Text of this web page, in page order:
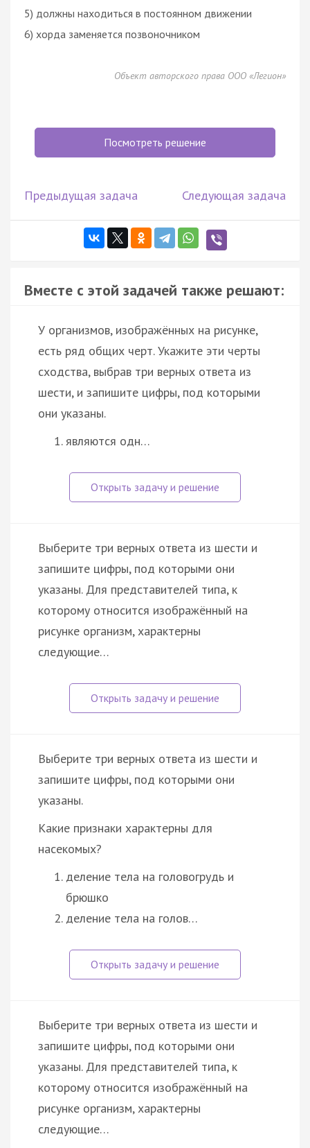
5) должны находиться в постоянном движении
6) хорда заменяется позвоночником
Объект авторского права ООО «Легион»
Посмотреть решение
Предыдущая задача Следующая задача
Вместе с этой задачей также решают:
У организмов, изображённых на рисунке,
есть ряд общих черт. Укажите эти черты
сходства, выбрав три верных ответа из
шести, и запишите цифры, под которыми
они указаны.
являются одн…
Выберите три верных ответа из шести и
запишите цифры, под которыми они
указаны. Для представителей типа, к
которому относится изображённый на
рисунке организм, характерны
следующие…
Выберите три верных ответа из шести и
запишите цифры, под которыми они
указаны.
Какие признаки характерны для
насекомых?
деление тела на головогрудь и
брюшко
деление тела на голов…
Выберите три верных ответа из шести и
запишите цифры, под которыми они
указаны. Для представителей типа, к
которому относится изображённый на
рисунке организм, характерны
следующие…